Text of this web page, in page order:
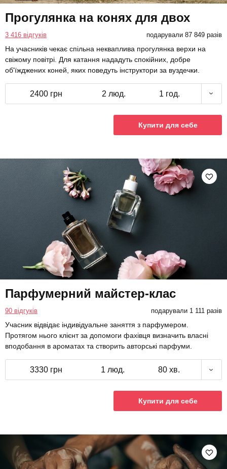
Прогулянка на конях для двох
3 416 відгуків подарували 87 849 разів
На учасників чекає спільна некваплива прогулянка верхи на
свіжому повітрі. Для катання нададуть спокійних, добре
об'їжджених коней, яких поведуть інструктори за вуздечки.
2400 грн 2 люд. 1 год.
Купити для себе
Парфумерний майстер-клас
90 відгуків подарували 1 111 разів
Учасник відвідає індивідуальне заняття з парфумером.
Протягом нього клієнт за допомоги фахівця визначить власні
вподобання в ароматах та створить авторські парфуми.
3330 грн 1 люд. 80 хв.
Купити для себе